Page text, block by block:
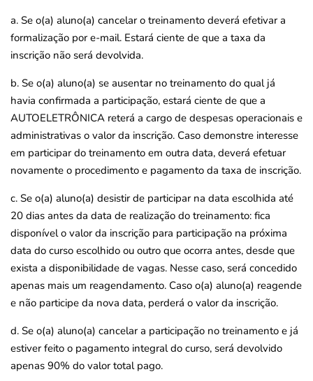
a. Se o(a) aluno(a) cancelar o treinamento deverá efetivar a
formalização por e-mail. Estará ciente de que a taxa da
inscrição não será devolvida.
b. Se o(a) aluno(a) se ausentar no treinamento do qual já
havia confirmada a participação, estará ciente de que a
AUTOELETRÔNICA reterá a cargo de despesas operacionais e
administrativas o valor da inscrição. Caso demonstre interesse
em participar do treinamento em outra data, deverá efetuar
novamente o procedimento e pagamento da taxa de inscrição.
c. Se o(a) aluno(a) desistir de participar na data escolhida até
20 dias antes da data de realização do treinamento: fica
disponível o valor da inscrição para participação na próxima
data do curso escolhido ou outro que ocorra antes, desde que
exista a disponibilidade de vagas. Nesse caso, será concedido
apenas mais um reagendamento. Caso o(a) aluno(a) reagende
e não participe da nova data, perderá o valor da inscrição.
d. Se o(a) aluno(a) cancelar a participação no treinamento e já
estiver feito o pagamento integral do curso, será devolvido
apenas 90% do valor total pago.